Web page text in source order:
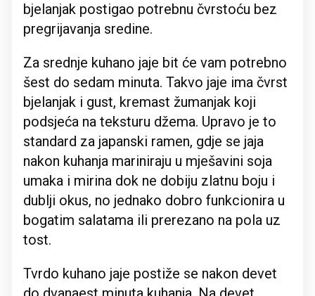
bjelanjak postigao potrebnu čvrstoću bez
pregrijavanja sredine.
Za srednje kuhano jaje bit će vam potrebno
šest do sedam minuta. Takvo jaje ima čvrst
bjelanjak i gust, kremast žumanjak koji
podsjeća na teksturu džema. Upravo je to
standard za japanski ramen, gdje se jaja
nakon kuhanja mariniraju u mješavini soja
umaka i mirina dok ne dobiju zlatnu boju i
dublji okus, no jednako dobro funkcionira u
bogatim salatama ili prerezano na pola uz
tost.
Tvrdo kuhano jaje postiže se nakon devet